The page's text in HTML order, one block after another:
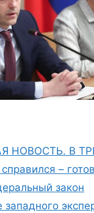
НОВОСТЬ. В
–
закон